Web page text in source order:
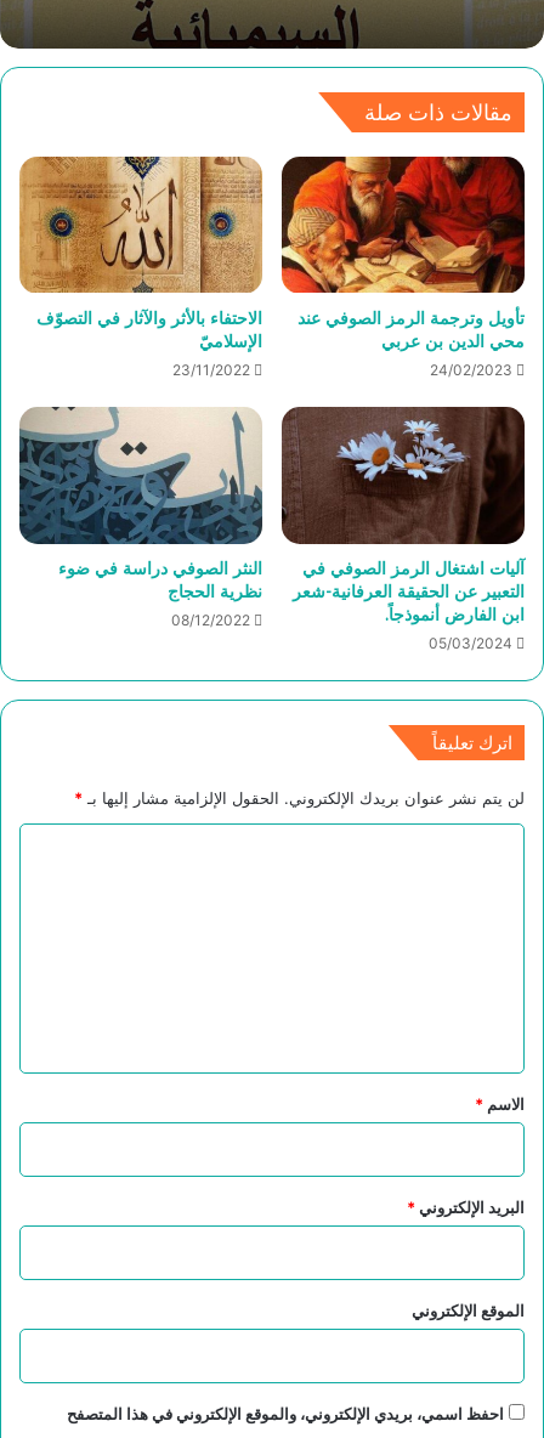
مقالات ذات صلة
تأويل وترجمة الرمز الصوفي عند
محي الدين بن عربي
24/02/2023
الاحتفاء بالأثر والآثار في التصوّف
الإسلاميّ
23/11/2022
آليات اشتغال الرمز الصوفي في
التعبير عن الحقيقة العرفانية-شعر
ابن الفارض أنموذجاً.
05/03/2024
النثر الصوفي دراسة في ضوء
نظرية الحجاج
08/12/2022
اترك تعليقاً
لن يتم نشر عنوان بريدك الإلكتروني. الحقول الإلزامية مشار إليها بـ *
*
الاسم *
البريد الإلكتروني*
الموقع الإلكتروني
احفظ اسمي، بريدي الإلكتروني، والموقع الإلكتروني في هذا المتصفح